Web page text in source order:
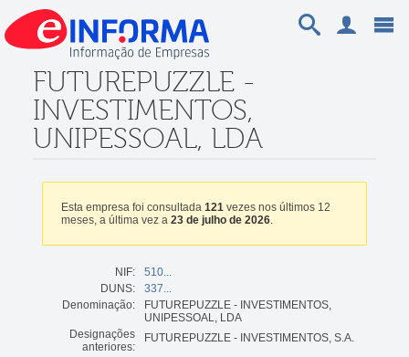
FUTUREPUZZLE -
INVESTIMENTOS,
UNIPESSOAL, LDA
Esta empresa foi consultada 121vezes nos últimos 12
meses, a última vez a 23 de julho de 2026.
NIF:
510...
DUNS:
337...
Denominação:
FUTUREPUZZLE - INVESTIMENTOS,
UNIPESSOAL, LDA
Designações
anteriores:
FUTUREPUZZLE - INVESTIMENTOS, S.A.